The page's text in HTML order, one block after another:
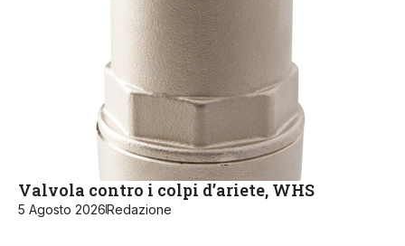
Valvola contro i colpi d’ariete, WHS
5 Agosto 2026Redazione